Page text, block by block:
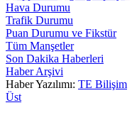
Hava Durumu
Trafik Durumu
Puan Durumu ve Fikstür
Tüm Manşetler
Son Dakika Haberleri
Haber Arşivi
Haber Yazılımı: TE Bilişim
Üst